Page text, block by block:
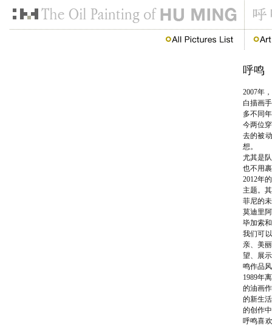
呼鸣
2007年
白描画
多不同
今两位
去的被
想。
尤其是
也不用
2012年
主题。
菲尼的
莫迪里
毕加索
我们可
亲、美
望、展
鸣作品
1989年
的油画
的新生
的创作
呼鸣喜